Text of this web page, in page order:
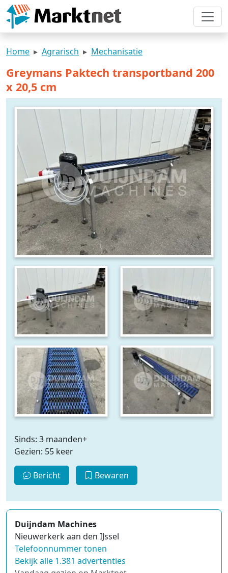
Home Agrarisch Mechanisatie
Greymans Paktech transportband 200
x 20,5 cm
Sinds: 3 maanden+
Gezien: 55 keer
Bericht Bewaren
Duijndam Machines
Nieuwerkerk aan den IJssel
Telefoonnummer tonen
Bekijk alle 1.381 advertenties